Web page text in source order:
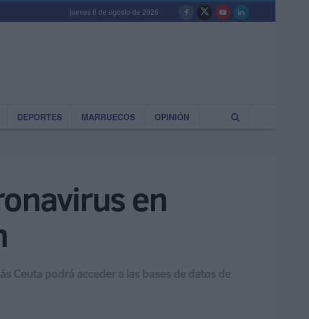
jueves 6 de agosto de 2026
DEPORTES MARRUECOS OPINIÓN
en
Ceuta podrá acceder a las bases de datos de